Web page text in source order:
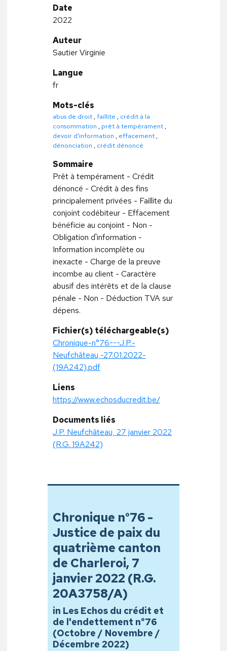
Date
2022
Auteur
Sautier Virginie
Langue
fr
Mots-clés
abus de droit ,faillite , crédit à la
consommation , prêt à tempérament ,
devoir d'information , effacement ,
dénonciation , crédit dénoncé
Sommaire
Prêt à tempérament - Crédit
dénoncé - Crédit à des fins
principalement privées - Faillite du
conjoint codébiteur - Effacement
bénéficie au conjoint - Non -
Obligation d'information -
Information incomplète ou
inexacte - Charge de la preuve
incombe au client - Caractère
abusif des intérêts et de la clause
pénale - Non - Déduction TVA sur
dépens.
Fichier(s) téléchargeable(s)
Chronique-n°76---J.P.-
Neufchâteau,-27.01.2022-
(19A242).pdf
Liens
https://www.echosducredit.be/
Documents liés
J.P. Neufchâteau, 27 janvier 2022
(R.G. 19A242)
Chronique n°76 -
Justice de paix du
quatrième canton
de Charleroi, 7
janvier 2022 (R.G.
20A3758/A)
in Les Echos du crédit et
de l'endettement n°76
(Octobre / Novembre /
Décembre 2022)